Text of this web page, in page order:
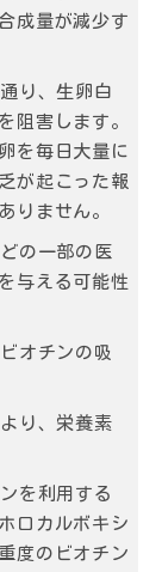
成量が減少す
り、生卵白
阻害します。
を毎日大量に
が起こった報
りません。
の一部の医
与える可能性
オチンの吸
り、栄養素
を利用する
ロカルボキシ
度のビオチン